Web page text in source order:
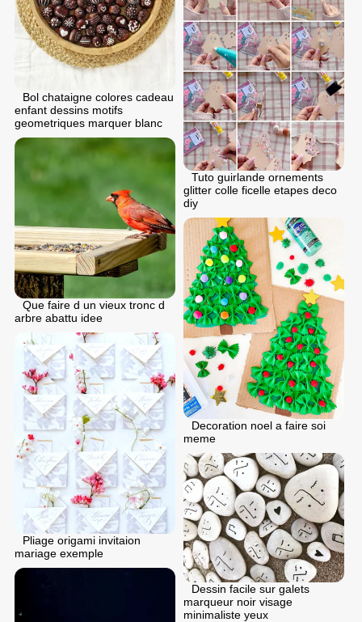
Bol chataigne colores cadeau
enfant dessins motifs
geometriques marquer blanc
Tuto guirlande ornements
glitter colle ficelle etapes deco
diy
Que faire d un vieux tronc d
arbre abattu idee
Decoration noel a faire soi
meme
Pliage origami invitaion
mariage exemple
Dessin facile sur galets
marqueur noir visage
minimaliste yeux